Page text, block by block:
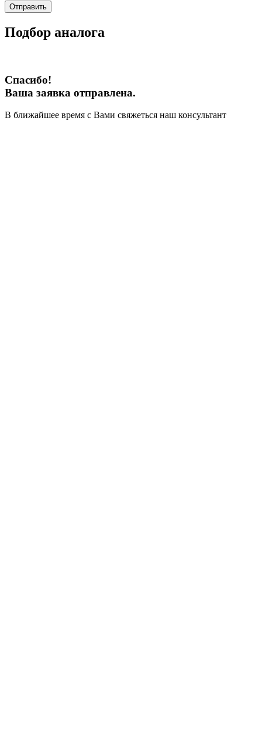
Отправить
Подбор аналога
Спасибо!
Ваша заявка отправлена.
В ближайшее время с Вами свяжеться наш консультант